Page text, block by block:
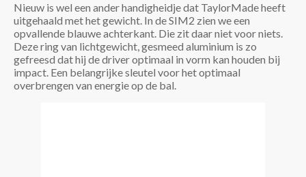
Nieuw is wel een ander handigheidje dat TaylorMade heeft
uitgehaald met het gewicht. In de SIM2 zien we een
opvallende blauwe achterkant. Die zit daar niet voor niets.
Deze ring van lichtgewicht, gesmeed aluminium is zo
gefreesd dat hij de driver optimaal in vorm kan houden bij
impact. Een belangrijke sleutel voor het optimaal
overbrengen van energie op de bal.